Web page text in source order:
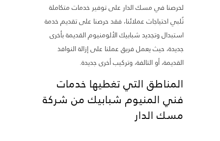
لحرصنا في مسك الدار على توفير خدمات متكاملة
تُلبي احتياجات عملائنا، فقد حرصنا على تقديم خدمة
استبدال وتجديد شبابيك الألومنيوم القديمة بأخرى
جديدة، حيث يعمل فريق عملنا على إزالة النوافذ
القديمة، أو التالفة، وتركيب أخرى جديدة.
المناطق التي تغطيها خدمات
فني المنيوم شبابيك من شركة
مسك الدار